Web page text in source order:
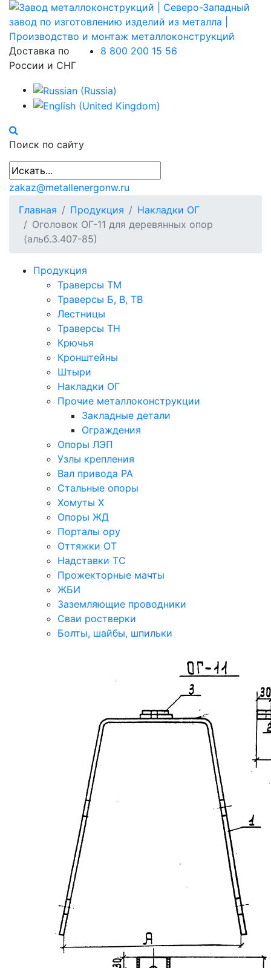
Доставка по
России и СНГ
8 800 200 15 56
Поиск по сайту
zakaz@metallenergonw.ru
Главная
Продукция
Накладки ОГ
Оголовок ОГ-11 для деревянных опор
(альб.3.407-85)
Продукция
Траверсы ТМ
Траверсы Б, В, ТВ
Лестницы
Траверсы ТН
Крючья
Кронштейны
Штыри
Накладки ОГ
Прочие металлоконструкции
Закладные детали
Ограждения
Опоры ЛЭП
Узлы крепления
Вал привода РА
Стальные опоры
Хомуты Х
Опоры ЖД
Порталы ору
Оттяжки ОТ
Надставки ТС
Прожекторные мачты
ЖБИ
Заземляющие проводники
Сваи ростверки
Болты, шайбы, шпильки